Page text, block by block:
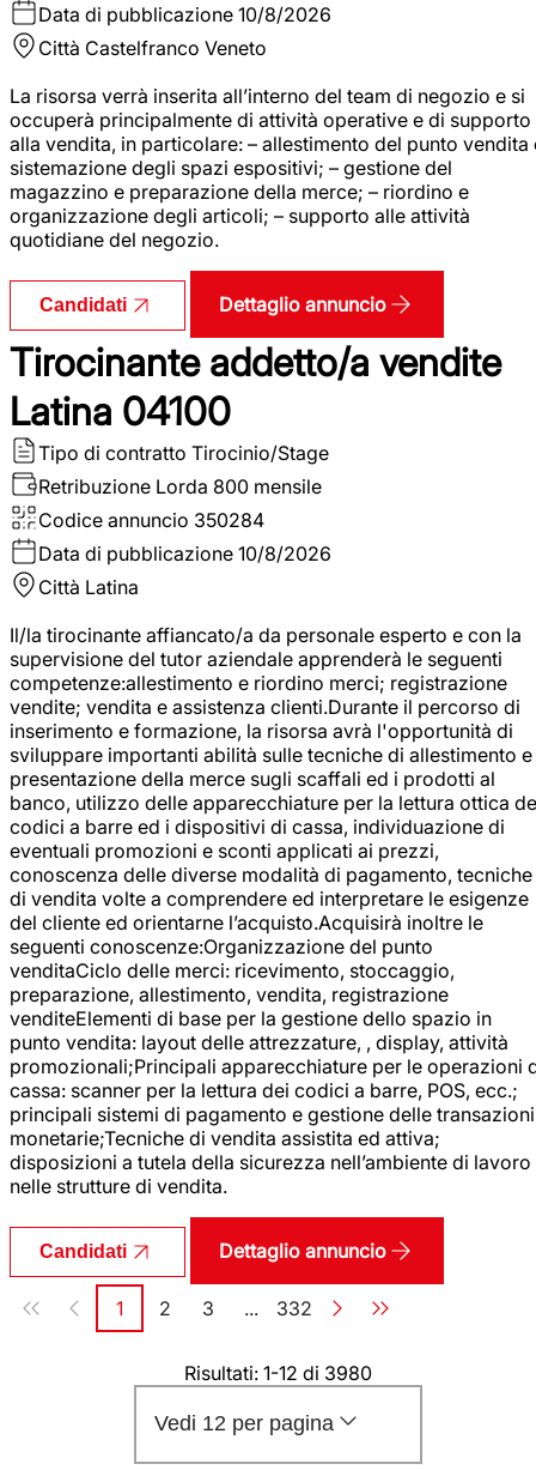
Data di pubblicazione 10/8/2026
Città Castelfranco Veneto
La risorsa verrà inserita all’interno del team di negozio e si
occuperà principalmente di attività operative e di supporto
alla vendita, in particolare: – allestimento del punto vendita
sistemazione degli spazi espositivi; – gestione del
magazzino e preparazione della merce; – riordino e
organizzazione degli articoli; – supporto alle attività
quotidiane del negozio.
Candidati Dettaglio annuncio
Tirocinante addetto/a vendite
Latina 04100
Tipo di contratto Tirocinio/Stage
Retribuzione Lorda 800 mensile
Codice annuncio 350284
Data di pubblicazione 10/8/2026
Città Latina
Il/la tirocinante affiancato/a da personale esperto e con la
supervisione del tutor aziendale apprenderà le seguenti
competenze:allestimento e riordino merci; registrazione
vendite; vendita e assistenza clienti.Durante il percorso di
inserimento e formazione, la risorsa avrà l'opportunità di
sviluppare importanti abilità sulle tecniche di allestimento e
presentazione della merce sugli scaffali ed i prodotti al
banco, utilizzo delle apparecchiature per la lettura ottica
codici a barre ed i dispositivi di cassa, individuazione di
eventuali promozioni e sconti applicati ai prezzi,
conoscenza delle diverse modalità di pagamento, tecniche
di vendita volte a comprendere ed interpretare le esigenze
del cliente ed orientarne l’acquisto.Acquisirà inoltre le
seguenti conoscenze:Organizzazione del punto
venditaCiclo delle merci: ricevimento, stoccaggio,
preparazione, allestimento, vendita, registrazione
venditeElementi di base per la gestione dello spazio in
punto vendita: layout delle attrezzature, , display, attività
promozionali;Principali apparecchiature per le operazioni
cassa: scanner per la lettura dei codici a barre, POS, ecc.;
principali sistemi di pagamento e gestione delle transazioni
monetarie;Tecniche di vendita assistita ed attiva;
disposizioni a tutela della sicurezza nell’ambiente di lavoro
nelle strutture di vendita.
Candidati Dettaglio annuncio
Paginazione
Pagina
1 Pagina
2 Pagina
3 ... Pagina
332
Risultati: 1-12 di 3980
Vedi 12 per pagina